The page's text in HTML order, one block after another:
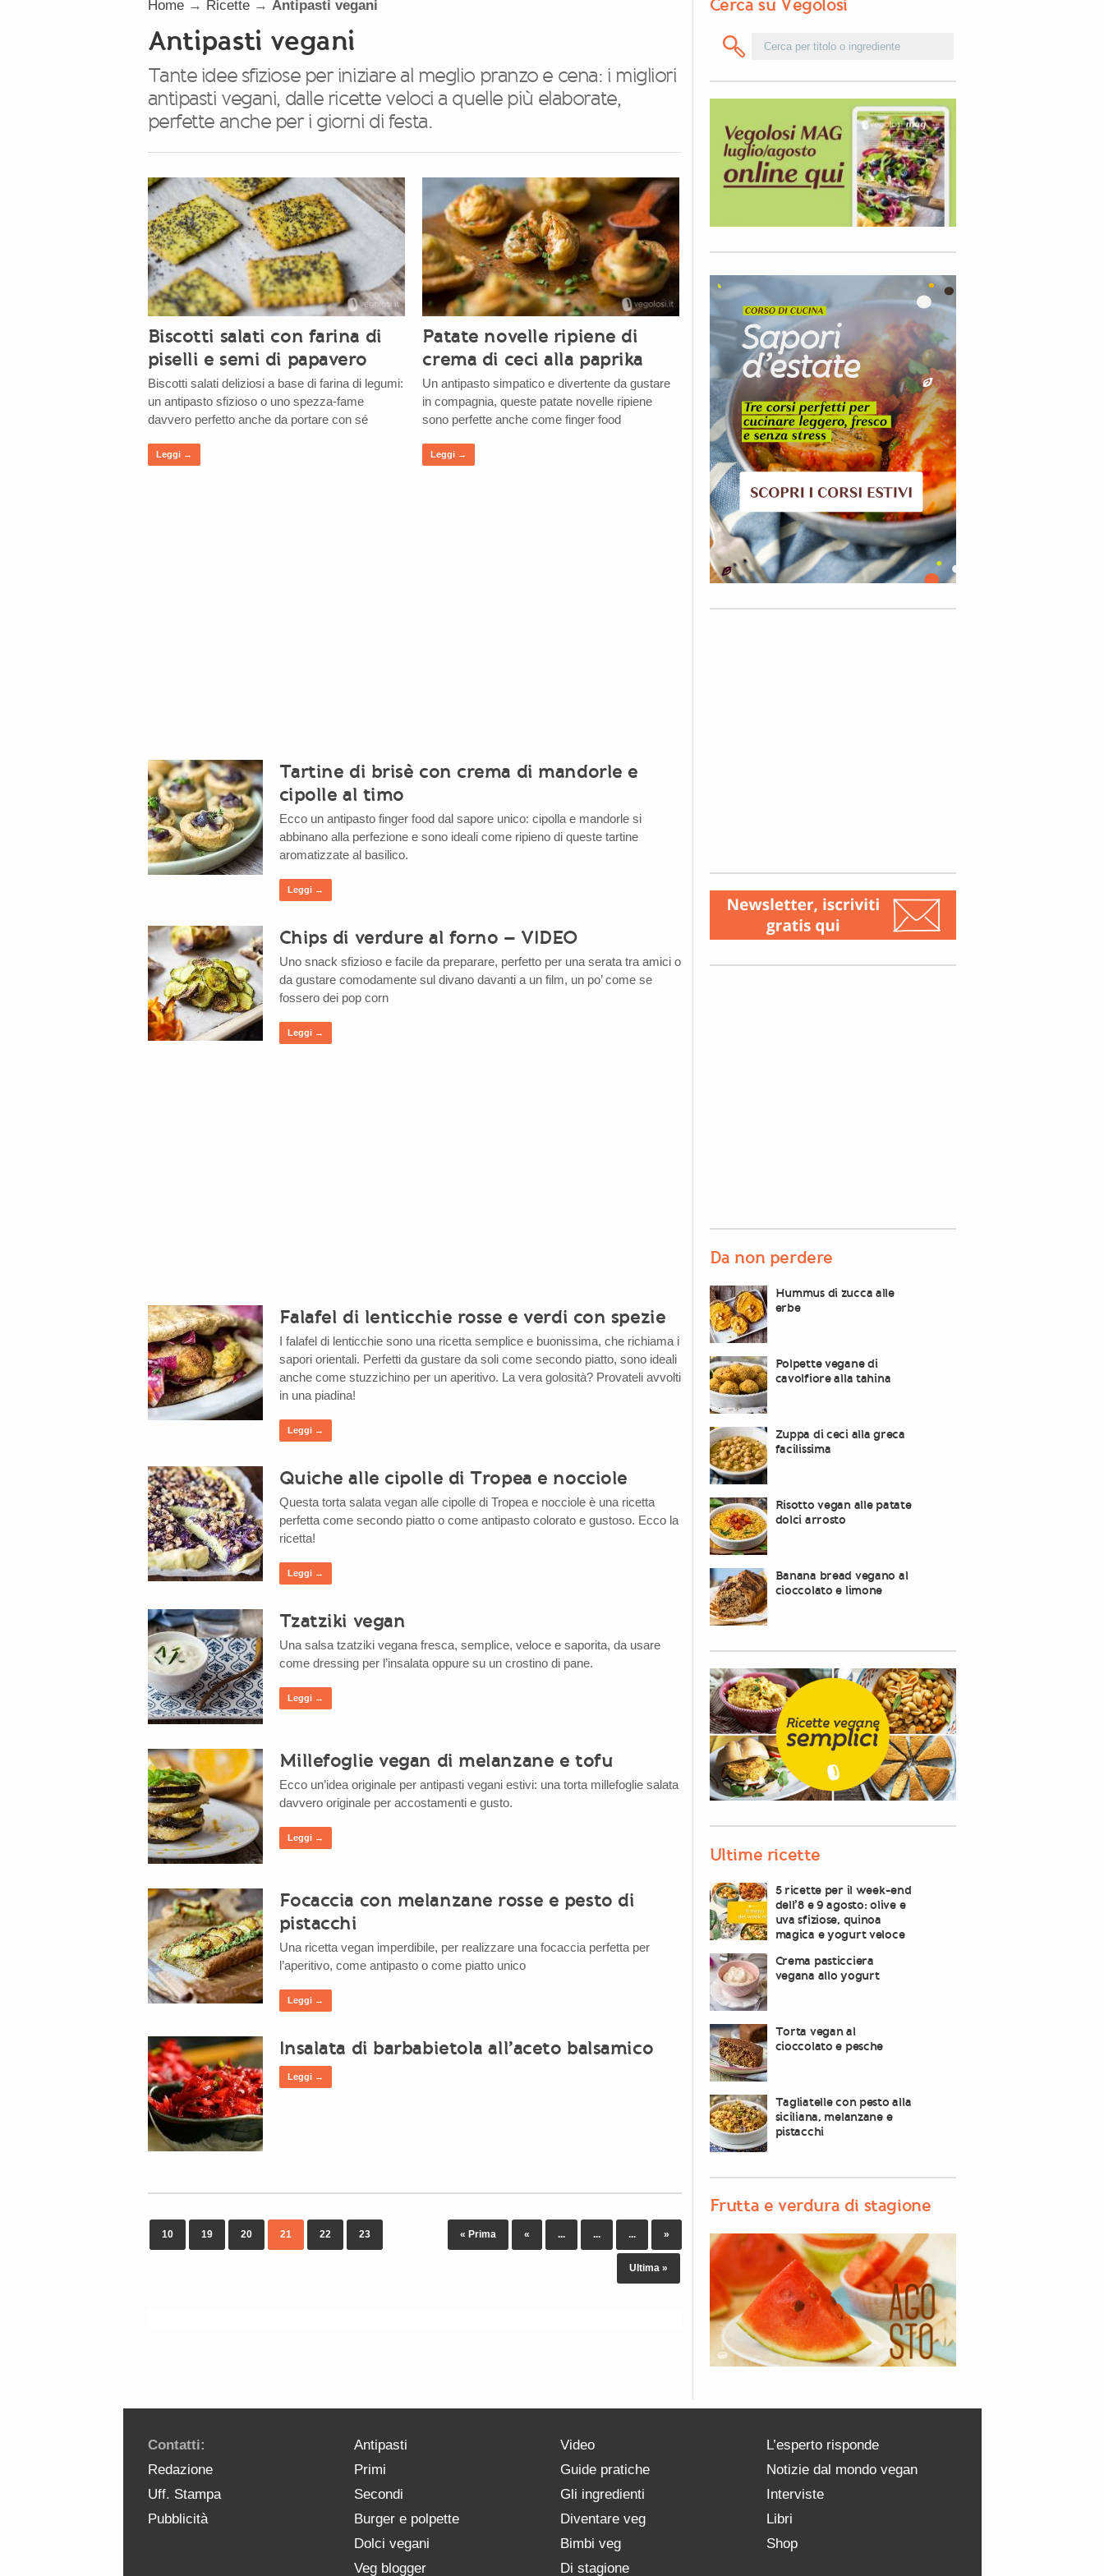
Home→ Ricette→ Antipasti vegani
Antipasti vegani
Tante idee sfiziose per iniziare al meglio pranzo e cena: i migliori
antipasti vegani, dalle ricette veloci a quelle più elaborate,
perfette anche per i giorni di festa.
Biscotti salati con farina di
piselli e semi di papavero
Biscotti salati deliziosi a base di farina di legumi:
un antipasto sfizioso o uno spezza-fame
davvero perfetto anche da portare con sé
Leggi →
Patate novelle ripiene di
crema di ceci alla paprika
Un antipasto simpatico e divertente da gustare
in compagnia, queste patate novelle ripiene
sono perfette anche come finger food
Leggi →
Tartine di brisè con crema di mandorle e
cipolle al timo
Ecco un antipasto finger food dal sapore unico: cipolla e mandorle si
abbinano alla perfezione e sono ideali come ripieno di queste tartine
aromatizzate al basilico.
Leggi →
Chips di verdure al forno – VIDEO
Uno snack sfizioso e facile da preparare, perfetto per una serata tra amici o
da gustare comodamente sul divano davanti a un film, un po’ come se
fossero dei pop corn
Leggi →
Falafel di lenticchie rosse e verdi con spezie
I falafel di lenticchie sono una ricetta semplice e buonissima, che richiama i
sapori orientali. Perfetti da gustare da soli come secondo piatto, sono ideali
anche come stuzzichino per un aperitivo. La vera golosità? Provateli avvolti
in una piadina!
Leggi →
Quiche alle cipolle di Tropea e nocciole
Questa torta salata vegan alle cipolle di Tropea e nocciole è una ricetta
perfetta come secondo piatto o come antipasto colorato e gustoso. Ecco la
ricetta!
Leggi →
Tzatziki vegan
Una salsa tzatziki vegana fresca, semplice, veloce e saporita, da usare
come dressing per l’insalata oppure su un crostino di pane.
Leggi →
Millefoglie vegan di melanzane e tofu
Ecco un’idea originale per antipasti vegani estivi: una torta millefoglie salata
davvero originale per accostamenti e gusto.
Leggi →
Focaccia con melanzane rosse e pesto di
pistacchi
Una ricetta vegan imperdibile, per realizzare una focaccia perfetta per
l’aperitivo, come antipasto o come piatto unico
Leggi →
Insalata di barbabietola all’aceto balsamico
Leggi →
« Prima « ...
10 ...
19 20 21 22 23 ... »
Ultima »
Cerca su Vegolosi
Da non perdere
Hummus di zucca alle
erbe
Polpette vegane di
cavolfiore alla tahina
Zuppa di ceci alla greca
facilissima
Risotto vegan alle patate
dolci arrosto
Banana bread vegano al
cioccolato e limone
Ultime ricette
5 ricette per il week-end
dell’8 e 9 agosto: olive e
uva sfiziose, quinoa
magica e yogurt veloce
Crema pasticciera
vegana allo yogurt
Torta vegan al
cioccolato e pesche
Tagliatelle con pesto alla
siciliana, melanzane e
pistacchi
Frutta e verdura di stagione
Contatti:
Redazione
Uff. Stampa
Pubblicità
Antipasti
Primi
Secondi
Burger e polpette
Dolci vegani
Veg blogger
Video
Guide pratiche
Gli ingredienti
Diventare veg
Bimbi veg
Di stagione
L’esperto risponde
Notizie dal mondo vegan
Interviste
Libri
Shop